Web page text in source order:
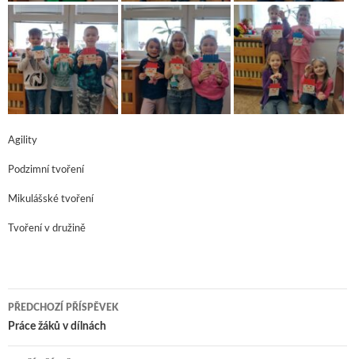
Agility
Podzimní tvoření
Mikulášské tvoření
Tvoření v družině
Navigace pro příspěvky
PŘEDCHOZÍ PŘÍSPĚVEK
Práce žáků v dílnách